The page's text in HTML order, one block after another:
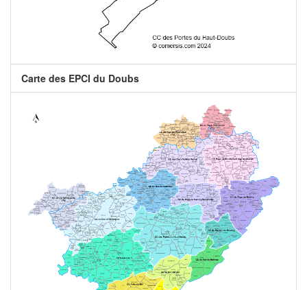
Carte des EPCI du Doubs